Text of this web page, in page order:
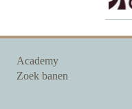
Academy
Zoek banen